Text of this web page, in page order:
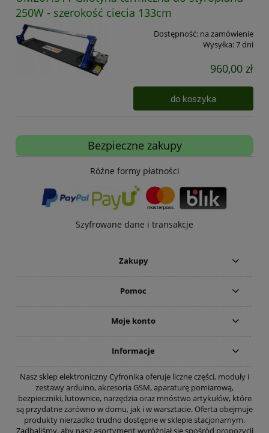
250W - szerokość ciecia 133cm
Dostępność: na zamówienie
Wysyłka:7 dni
960,00 zł
do koszyka
Bezpieczne zakupy
Różne formy płatności
Szyfrowane dane i transakcje
Zakupy
Pomoc
Moje konto
Informacje
Nasz sklep elektroniczny Cyfronika oferuje liczne części, moduły i
zestawy arduino, akcesoria GSM, aparaturę pomiarową,
bezpieczniki, lutownice, narzędzia oraz mnóstwo artykułów, które
są przydatne zarówno w domu, jak i w warsztacie. Oferta obejmuje
produkty nierzadko trudno dostępne w sklepie stacjonarnym.
Zadbaliśmy, aby nasz asortyment wyróżniał się spośród propozycji